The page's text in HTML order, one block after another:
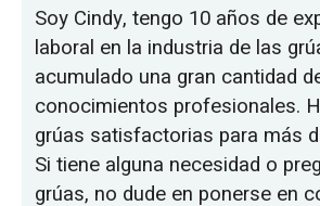
Soy Cindy, tengo 10 años de
laboral en la industria de las
acumulado una gran cantidad
conocimientos profesionales.
grúas satisfactorias para más
Si tiene alguna necesidad o
grúas, no dude en ponerse en